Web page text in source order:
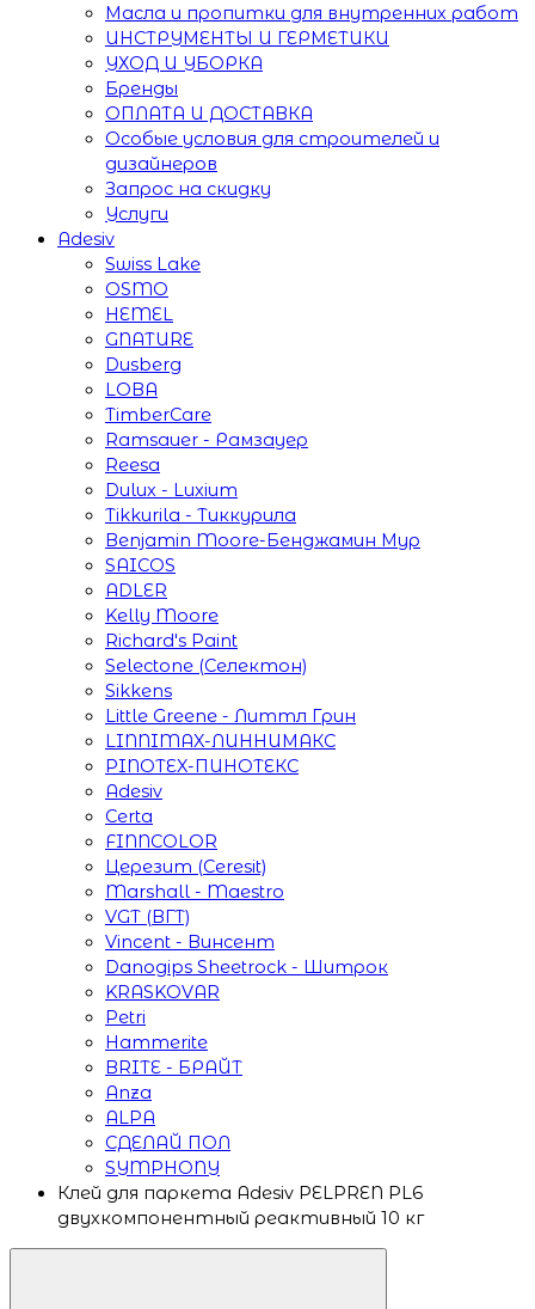
Масла и пропитки для внутренних работ
ИНСТРУМЕНТЫ И ГЕРМЕТИКИ
УХОД И УБОРКА
Бренды
ОПЛАТА И ДОСТАВКА
Особые условия для строителей и
дизайнеров
Запрос на скидку
Услуги
Adesiv
Swiss Lake
OSMO
HEMEL
GNATURE
Dusberg
LOBA
TimberCare
Ramsauer - Рамзауер
Reesa
Dulux - Luxium
Tikkurila - Тиккурила
Benjamin Moore-Бенджамин Мур
SAICOS
ADLER
Kelly Moore
Richard's Paint
Selectone (Селектон)
Sikkens
Little Greene - Литтл Грин
LINNIMAX-ЛИННИМАКС
PINOTEX-ПИНОТЕКС
Adesiv
Certa
FINNCOLOR
Церезит (Ceresit)
Marshall - Maestro
VGT (ВГТ)
Vincent - Винсент
Danogips Sheetrock - Шитрок
KRASKOVAR
Petri
Hammerite
BRITE - БРАЙТ
Anza
ALPA
СДЕЛАЙ ПОЛ
SYMPHONY
Клей для паркета Adesiv PELPREN PL6
двухкомпонентный реактивный 10 кг